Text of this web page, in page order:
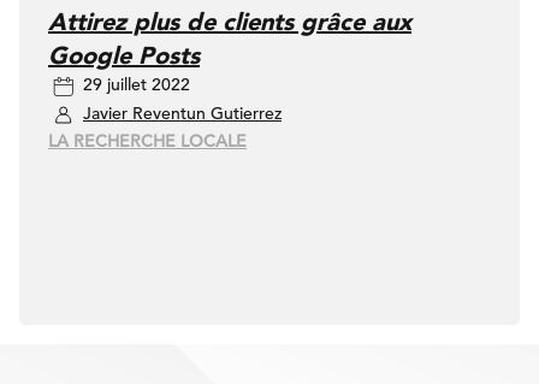
Attirez plus de clients grâce aux
Google Posts
29 juillet 2022
Javier Reventun Gutierrez
LA RECHERCHE LOCALE